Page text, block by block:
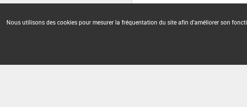
Nous utilisons des cookies pour mesurer la fréquentation du site afin d'améliorer son